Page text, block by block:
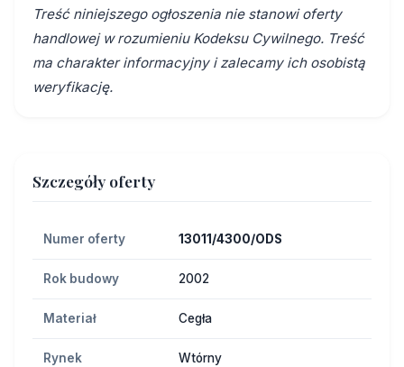
Treść niniejszego ogłoszenia nie stanowi oferty
handlowej w rozumieniu Kodeksu Cywilnego. Treść
ma charakter informacyjny i zalecamy ich osobistą
weryfikację.
Szczegóły oferty
Numer oferty 13011/4300/ODS
Rok budowy 2002
Materiał Cegła
Rynek Wtórny